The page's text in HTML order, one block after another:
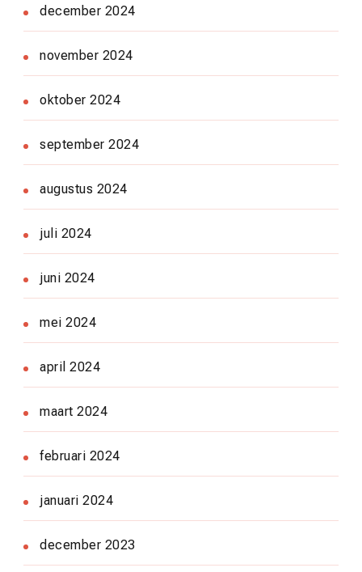
december 2024
november 2024
oktober 2024
september 2024
augustus 2024
juli 2024
juni 2024
mei 2024
april 2024
maart 2024
februari 2024
januari 2024
december 2023